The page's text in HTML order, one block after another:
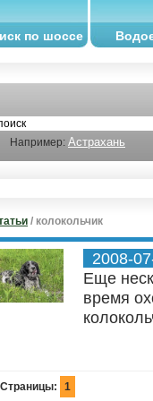
по шоссе
Астрахань
/ колокольчик
2008-
Еще
время
Страницы: 1